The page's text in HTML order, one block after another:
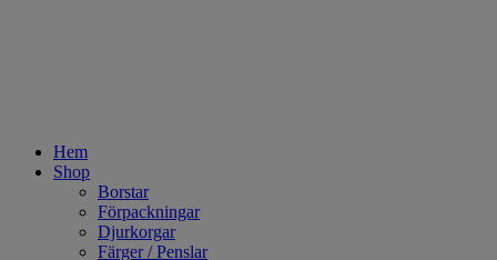
Hem
Shop
Borstar
Förpackningar
Djurkorgar
Färger / Penslar